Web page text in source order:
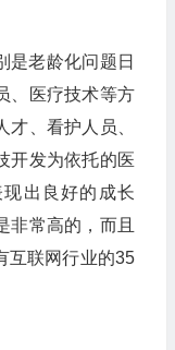
是老龄化问题日
、医疗技术等方
、看护人员、
开发为依托的医
出良好的成长
非常高的，而且
互联网行业的35